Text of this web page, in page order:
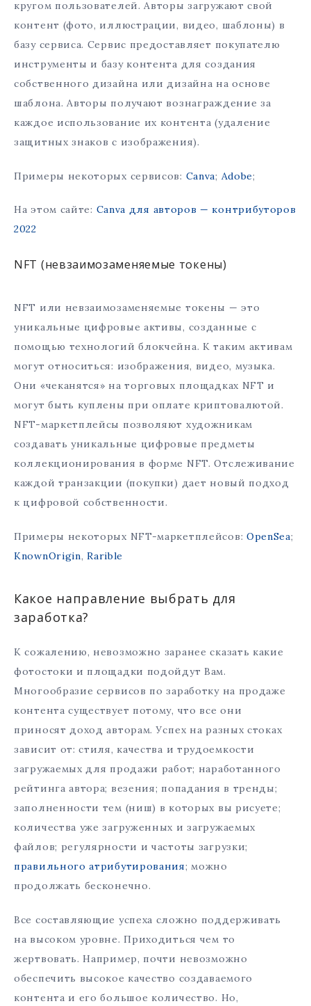
кругом пользователей. Авторы загружают свой
контент (фото, иллюстрации, видео, шаблоны) в
базу сервиса. Сервис предоставляет покупателю
инструменты и базу контента для создания
собственного дизайна или дизайна на основе
шаблона. Авторы получают вознаграждение за
каждое использование их контента (удаление
защитных знаков с изображения).
Примеры некоторых сервисов: Canva; Adobe;
На этом сайте: Canva для авторов — контрибуторов
2022
NFT (невзаимозаменяемые токены)
NFT или невзаимозаменяемые токены — это
уникальные цифровые активы, созданные с
помощью технологий блокчейна. К таким активам
могут относиться: изображения, видео, музыка.
Они «чеканятся» на торговых площадках NFT и
могут быть куплены при оплате криптовалютой.
NFT-маркетплейсы позволяют художникам
создавать уникальные цифровые предметы
коллекционирования в форме NFT. Отслеживание
каждой транзакции (покупки) дает новый подход
к цифровой собственности.
Примеры некоторых NFT-маркетплейсов: OpenSea;
KnownOrigin,Rarible
Какое направление выбрать для
заработка?
К сожалению, невозможно заранее сказать какие
фотостоки и площадки подойдут Вам.
Многообразие сервисов по заработку на продаже
контента существует потому, что все они
приносят доход авторам. Успех на разных стоках
зависит от: стиля, качества и трудоемкости
загружаемых для продажи работ; наработанного
рейтинга автора; везения; попадания в тренды;
заполненности тем (ниш) в которых вы рисуете;
количества уже загруженных и загружаемых
файлов; регулярности и частоты загрузки;
правильного атрибутирования; можно
продолжать бесконечно.
Все составляющие успеха сложно поддерживать
на высоком уровне. Приходиться чем то
жертвовать. Например, почти невозможно
обеспечить высокое качество создаваемого
контента и его большое количество. Но,